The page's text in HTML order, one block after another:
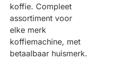
koffie. Compleet
assortiment voor
elke merk
koffiemachine, met
betaalbaar huismerk.